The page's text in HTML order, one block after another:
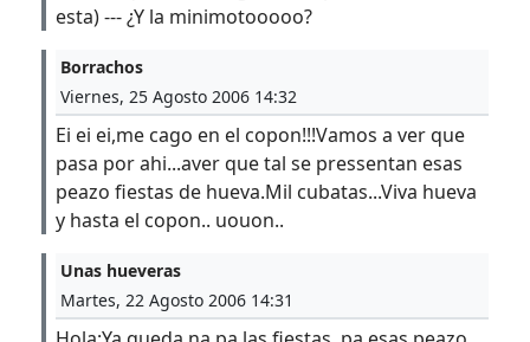
esta) --- ¿Y la minimotooooo?
Borrachos
Viernes, 25 Agosto 2006 14:32
Ei ei ei,me cago en el copon!!!Vamos a ver que
pasa por ahi...aver que tal se pressentan esas
peazo fiestas de hueva.Mil cubatas...Viva hueva
y hasta el copon.. uouon..
Unas hueveras
Martes, 22 Agosto 2006 14:31